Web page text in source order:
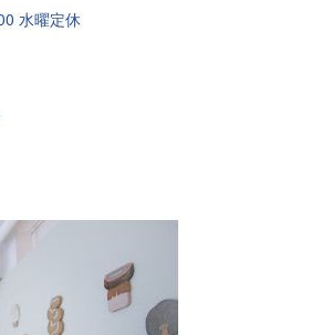
19:00 水曜定休